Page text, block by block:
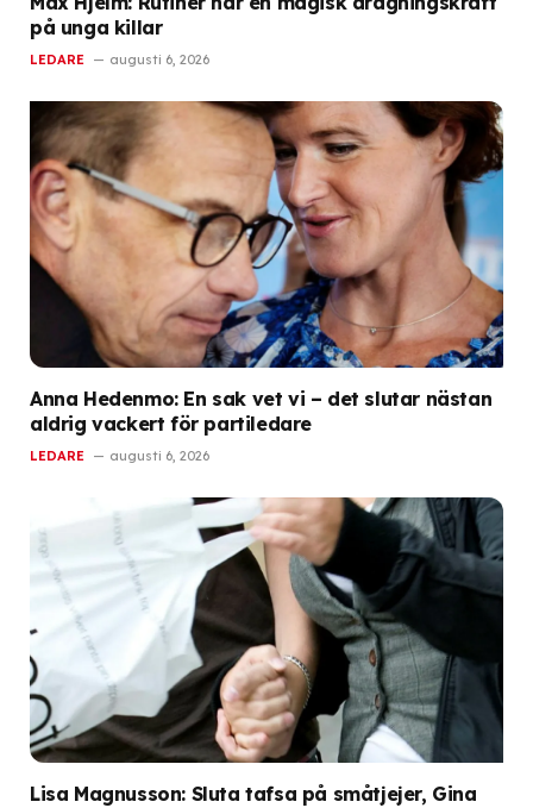
på unga killar
LEDARE augusti 6, 2026
Anna Hedenmo: En sak vet vi – det slutar nästan
aldrig vackert för partiledare
LEDARE augusti 6, 2026
Lisa Magnusson: Sluta tafsa på småtjejer, Gina